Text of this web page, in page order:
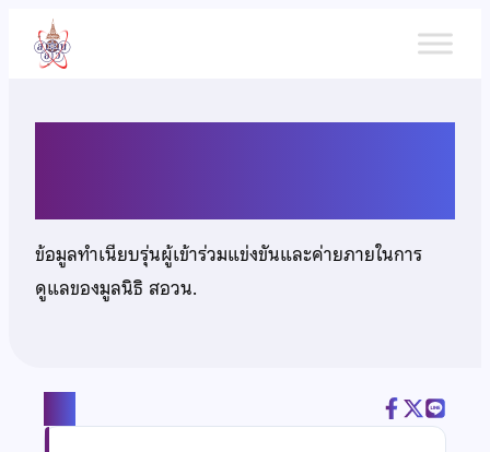
เนื้อหา
ข้อมูลทำเนียบรุ่นผู้เข้าร่วมแข่งขันและค่ายภายในการ
ดูแลของมูลนิธิ สอวน.